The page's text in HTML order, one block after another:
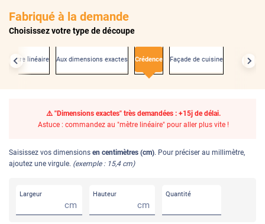
Fabriqué à la demande
Choisissez votre type de découpe
mètre linéaire Aux dimensions exactes Crédence Façade de cuisine
⚠️ "Dimensions exactes" très demandées : +15j de délai.
Astuce : commandez au "mètre linéaire" pour aller plus vite !
Saisissez vos dimensions en centimètres (cm). Pour préciser au millimètre,
ajoutez une virgule. (exemple : 15,4 cm)
Largeur
cm
Hauteur
cm
Quantité